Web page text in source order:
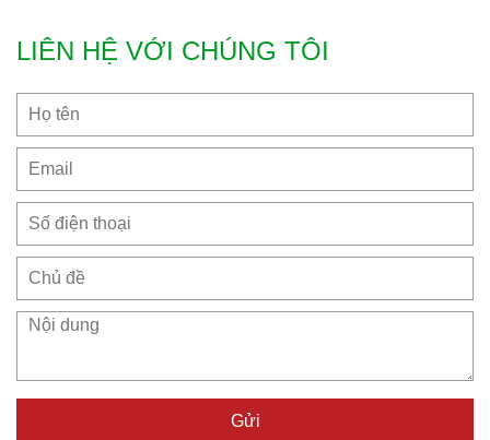
LIÊN HỆ VỚI CHÚNG TÔI
Gửi